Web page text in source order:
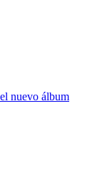
nuevo álbum